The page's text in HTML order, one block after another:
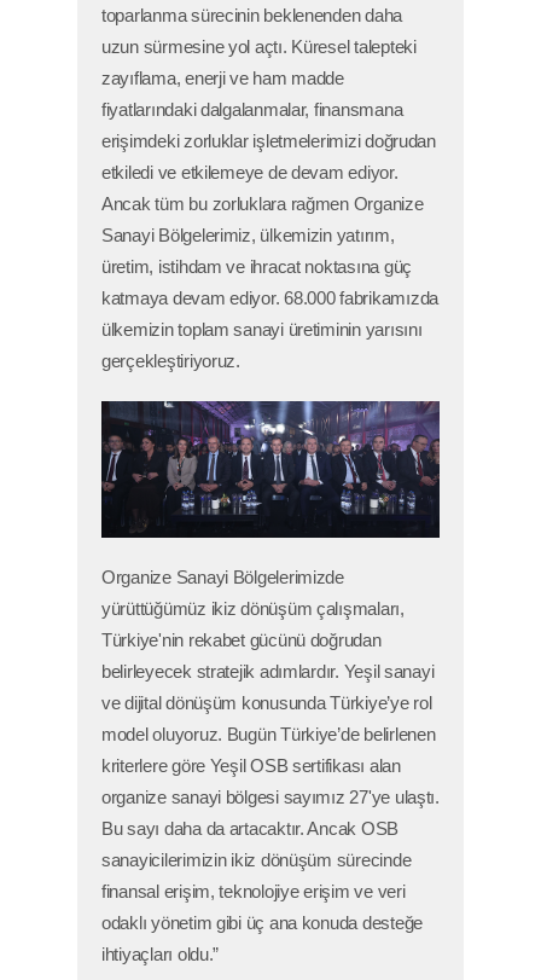
toparlanma sürecinin beklenenden daha
uzun sürmesine yol açtı. Küresel talepteki
zayıflama, enerji ve ham madde
fiyatlarındaki dalgalanmalar, finansmana
erişimdeki zorluklar işletmelerimizi doğrudan
etkiledi ve etkilemeye de devam ediyor.
Ancak tüm bu zorluklara rağmen Organize
Sanayi Bölgelerimiz, ülkemizin yatırım,
üretim, istihdam ve ihracat noktasına güç
katmaya devam ediyor. 68.000 fabrikamızda
ülkemizin toplam sanayi üretiminin yarısını
gerçekleştiriyoruz.
Organize Sanayi Bölgelerimizde
yürüttüğümüz ikiz dönüşüm çalışmaları,
Türkiye'nin rekabet gücünü doğrudan
belirleyecek stratejik adımlardır. Yeşil sanayi
ve dijital dönüşüm konusunda Türkiye’ye rol
model oluyoruz. Bugün Türkiye’de belirlenen
kriterlere göre Yeşil OSB sertifikası alan
organize sanayi bölgesi sayımız 27'ye ulaştı.
Bu sayı daha da artacaktır. Ancak OSB
sanayicilerimizin ikiz dönüşüm sürecinde
finansal erişim, teknolojiye erişim ve veri
odaklı yönetim gibi üç ana konuda desteğe
ihtiyaçları oldu.”